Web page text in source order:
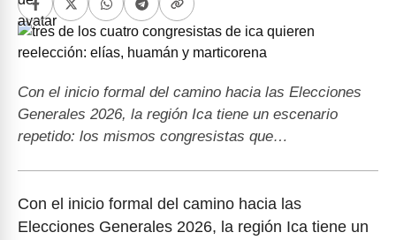
Con el inicio formal del camino hacia las Elecciones
Generales 2026, la región Ica tiene un escenario
repetido: los mismos congresistas que…
Con el inicio formal del camino hacia las
Elecciones Generales 2026, la región Ica tiene un